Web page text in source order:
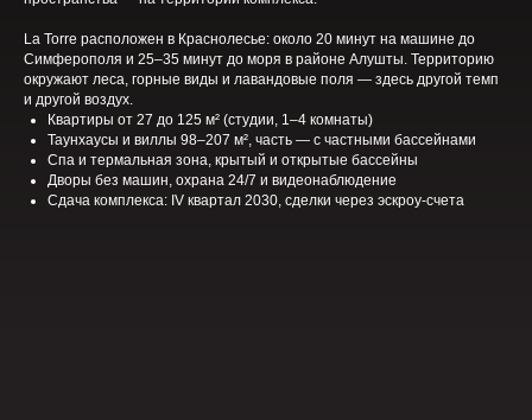
La Torre расположен в Краснолесье: около 20 минут на машине до
Симферополя и 25–35 минут до моря в районе Алушты. Территорию
окружают леса, горные виды и лавандовые поля — здесь другой темп
и другой воздух.
Квартиры от 27 до 125 м² (студии, 1–4 комнаты)
Таунхаусы и виллы 98–207 м², часть — с частными бассейнами
Спа и термальная зона, крытый и открытые бассейны
Дворы без машин, охрана 24/7 и видеонаблюдение
Сдача комплекса: IV квартал 2030, сделки через эскроу-счета